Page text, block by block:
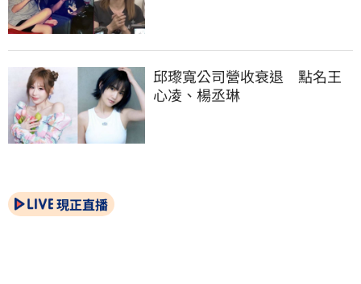
邱瓈寬公司營收衰退　點名王
心凌、楊丞琳
現正直播